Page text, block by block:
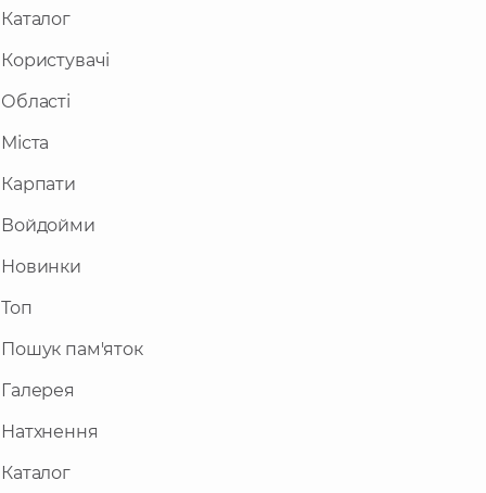
Каталог
Користувачі
Області
Міста
Карпати
Войдойми
Новинки
Топ
Пошук пам'яток
Галерея
Натхнення
Каталог